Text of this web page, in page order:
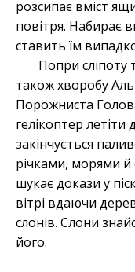
розсипає вміст
повітря. Набирає
ставить їм
Попри сліпоту
також хворобу
Порожниста
гелікоптер
закінчується
річками, морями
шукає докази у
вітрі вдаючи
слонів. Слони
його.